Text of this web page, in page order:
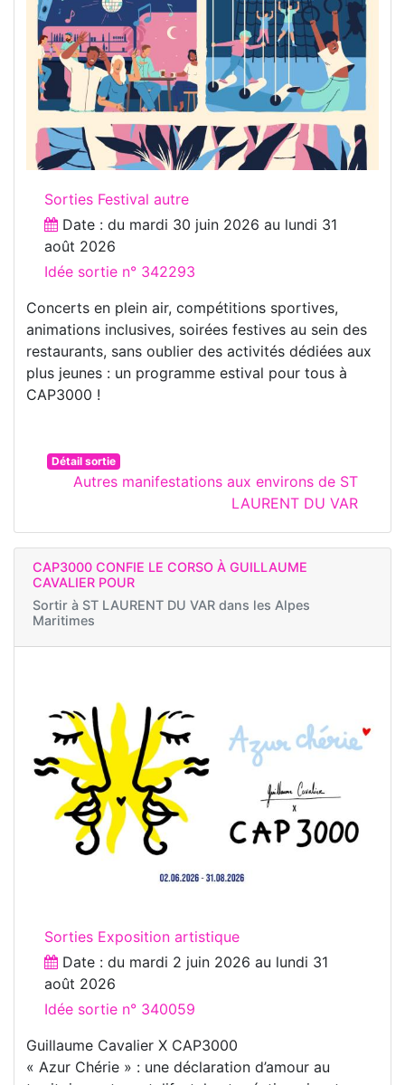
Sorties Festival autre
Date : du mardi 30 juin 2026 au lundi 31
août 2026
Idée sortie n° 342293
Concerts en plein air, compétitions sportives,
animations inclusives, soirées festives au sein des
restaurants, sans oublier des activités dédiées aux
plus jeunes : un programme estival pour tous à
CAP3000 !
Détail sortie
Autres manifestations aux environs de ST
LAURENT DU VAR
CAP3000 CONFIE LE CORSO À GUILLAUME
CAVALIER POUR
Sortir à ST LAURENT DU VAR dans les Alpes
Maritimes
Sorties Exposition artistique
Date : du mardi 2 juin 2026 au lundi 31
août 2026
Idée sortie n° 340059
Guillaume Cavalier X CAP3000
« Azur Chérie » : une déclaration d’amour au